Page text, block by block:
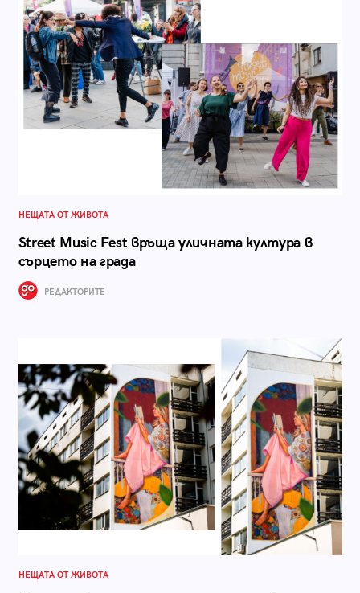
НЕЩАТА ОТ ЖИВОТА
Street Music Fest връща уличната култура в
сърцето на града
РЕДАКТОРИТЕ
НЕЩАТА ОТ ЖИВОТА